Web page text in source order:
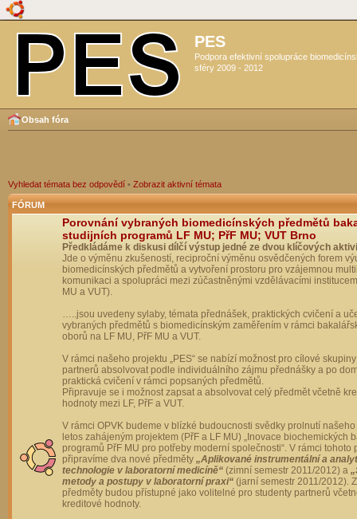
PES
Podpora efektivní spolupráce
sféry 2009 - 2012
Obsah fóra
Vyhledat témata bez odpovědí • Zobrazit aktivní témata
FÓRUM
Porovnání vybraných biomedicínských předmětů
studijních programů LF MU; PřF MU; VUT Brno
Předkládáme k diskusi dílčí výstup jedné ze dvou klíčových
Jde o výměnu zkušeností, reciproční výměnu osvědčených forem
biomedicínských předmětů a vytvoření prostoru pro vzájemnou
komunikaci a spolupráci mezi zúčastněnými vzdělávacími
MU a VUT).
…..jsou uvedeny sylaby, témata přednášek, praktických cvičení a
vybraných předmětů s biomedicínským zaměřením v rámci
oborů na LF MU, PřF MU a VUT.
V rámci našeho projektu „PES“ se nabízí možnost pro cílové
partnerů absolvovat podle individuálního zájmu přednášky a po
praktická cvičení v rámci popsaných předmětů.
Připravuje se i možnost zapsat a absolvovat celý předmět včetně
hodnoty mezi LF, PřF a VUT.
V rámci OPVK budeme v blízké budoucnosti svědky prolnutí
letos zahájeným projektem (PřF a LF MU) „Inovace biochemických
programů PřF MU pro potřeby moderní společnosti“. V rámci tohoto
připravíme dva nové předměty „Aplikované instrumentální a
technologie v laboratorní medicíně“ (zimní semestr 2011/2012) a
metody a postupy v laboratorní praxi“ (jarní semestr 2011/2012).
předměty budou přístupné jako volitelné pro studenty partnerů
kreditové hodnoty.